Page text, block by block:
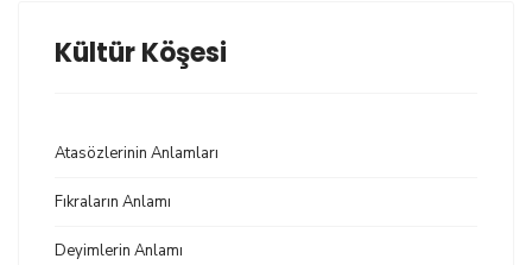
Kültür Köşesi
Atasözlerinin Anlamları
Fıkraların Anlamı
Deyimlerin Anlamı